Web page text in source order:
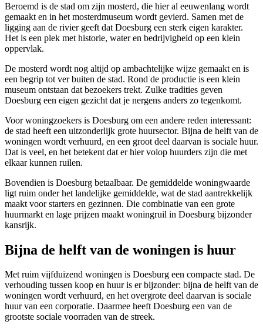
Beroemd is de stad om zijn mosterd, die hier al eeuwenlang wordt
gemaakt en in het mosterdmuseum wordt gevierd. Samen met de
ligging aan de rivier geeft dat Doesburg een sterk eigen karakter.
Het is een plek met historie, water en bedrijvigheid op een klein
oppervlak.
De mosterd wordt nog altijd op ambachtelijke wijze gemaakt en is
een begrip tot ver buiten de stad. Rond de productie is een klein
museum ontstaan dat bezoekers trekt. Zulke tradities geven
Doesburg een eigen gezicht dat je nergens anders zo tegenkomt.
Voor woningzoekers is Doesburg om een andere reden interessant:
de stad heeft een uitzonderlijk grote huursector. Bijna de helft van de
woningen wordt verhuurd, en een groot deel daarvan is sociale huur.
Dat is veel, en het betekent dat er hier volop huurders zijn die met
elkaar kunnen ruilen.
Bovendien is Doesburg betaalbaar. De gemiddelde woningwaarde
ligt ruim onder het landelijke gemiddelde, wat de stad aantrekkelijk
maakt voor starters en gezinnen. Die combinatie van een grote
huurmarkt en lage prijzen maakt woningruil in Doesburg bijzonder
kansrijk.
Bijna de helft van de woningen is huur
Met ruim vijfduizend woningen is Doesburg een compacte stad. De
verhouding tussen koop en huur is er bijzonder: bijna de helft van de
woningen wordt verhuurd, en het overgrote deel daarvan is sociale
huur van een corporatie. Daarmee heeft Doesburg een van de
grootste sociale voorraden van de streek.